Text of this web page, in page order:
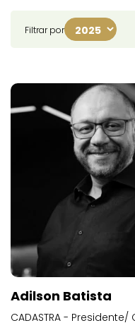
Filtrar por
Adilson Batista
CADASTRA - Presidente/